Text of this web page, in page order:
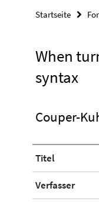
Startseite
When
syntax
Couper-
Titel
Verfasser